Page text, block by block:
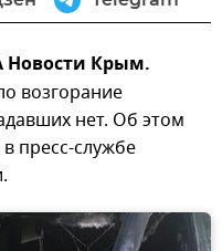
Крым.
возгорание
нет. Об этом
пресс-службе